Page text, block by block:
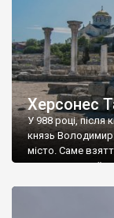
Херсонес
У 988 році, після
князь Володимир
місто. Саме
диктувати свої
Херсонесі
А потім було